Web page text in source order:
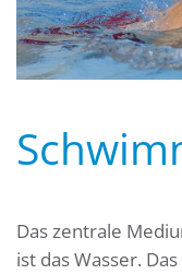
Das zentrale
ist das Wasser.